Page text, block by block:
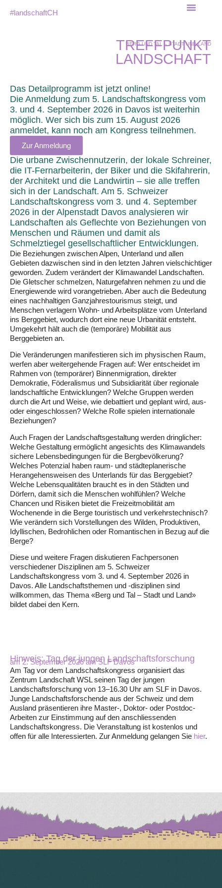
#landschaftCH
BERG UND TAL – STADT UND LAND
TREFFPUNKT
LANDSCHAFT
Das Detailprogramm ist jetzt online!
Die Anmeldung zum 5. Landschaftskongress vom
3. und 4. September 2026 in Davos ist weiterhin
möglich. Wer sich bis zum 15. August 2026
anmeldet, kann noch am Kongress teilnehmen.
Zur Anmeldung
Die urbane Zwischennutzerin, der lokale Schreiner,
die IT-Fernarbeiterin, der Biker und die Skifahrerin,
der Architekt und die Landwirtin – sie alle treffen
sich in der Landschaft. Am 5. Schweizer
Landschaftskongress vom 3. und 4. September
2026 in der Alpenstadt Davos analysieren wir
Landschaften als Geflechte von Beziehungen von
Menschen und Räumen und damit als
Schmelztiegel gesellschaftlicher Entwicklungen.
Die Beziehungen zwischen Alpen, Unterland und allen
Gebieten dazwischen sind in den letzten Jahren vielschichtiger
geworden. Zudem verändert der Klimawandel Landschaften.
Die Gletscher schmelzen, Naturgefahren nehmen zu und die
Energiewende wird vorangetrieben. Aber auch die Bedeutung
eines nachhaltigen Ganzjahrestourismus steigt, und
Menschen verlagern Wohn- und Arbeitsplätze vom Unterland
ins Berggebiet, wodurch dort eine neue Urbanität entsteht.
Umgekehrt hält auch die (temporäre) Mobilität aus
Berggebieten an.
Die Veränderungen manifestieren sich im physischen Raum,
werfen aber weitergehende Fragen auf: Wer entscheidet im
Rahmen von (temporärer) Binnenmigration, direkter
Demokratie, Föderalismus und Subsidiarität über regionale
landschaftliche Entwicklungen? Welche Gruppen werden
durch die Art und Weise, wie debattiert und geplant wird, aus-
oder eingeschlossen? Welche Rolle spielen internationale
Beziehungen?
Auch Fragen der Landschaftsgestaltung werden dringlicher:
Welche Gestaltung ermöglicht angesichts des Klimawandels
sichere Lebensbedingungen für die Bergbevölkerung?
Welches Potenzial haben raum- und städteplanerische
Herangehensweisen des Unterlands für das Berggebiet?
Welche Lebensqualitäten braucht es in den Städten und
Dörfern, damit sich die Menschen wohlfühlen? Welche
Chancen und Risiken bietet die Freizeitmobilität am
Wochenende in die Berge touristisch und verkehrstechnisch?
Wie verändern sich Vorstellungen des Wilden, Produktiven,
Idyllischen, Bedrohlichen oder Romantischen in Bezug auf die
Berge?
Diese und weitere Fragen diskutieren Fachpersonen
verschiedener Disziplinen am 5. Schweizer
Landschaftskongress vom 3. und 4. September 2026 in
Davos. Alle Landschaftsthemen und -disziplinen sind
willkommen, das Thema «Berg und Tal – Stadt und Land»
bildet dabei den Kern.
Hinweis: Tag der jungen Landschaftsforschung
am 2. September 2026 am SLF Davos
Am Tag vor dem Landschaftskongress organisiert das
Zentrum Landschaft WSL seinen Tag der jungen
Landschaftsforschung von 13–16.30 Uhr am SLF in Davos.
Junge Landschaftsforschende aus der Schweiz und dem
Ausland präsentieren ihre Master-, Doktor- oder Postdoc-
Arbeiten zur Einstimmung auf den anschliessenden
Landschaftskongress. Die Veranstaltung ist kostenlos und
offen für alle Interessierten. Zur Anmeldung gelangen Sie hier.